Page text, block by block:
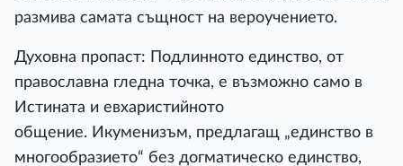
размива самата същност на вероучението.
Духовна пропаст: Подлинното единство, от
православна гледна точка, е възможно само в
Истината и евхаристийното
общение. Икуменизъм, предлагащ „единство в
многообразието“ без догматическо единство,